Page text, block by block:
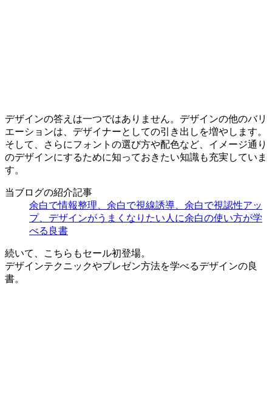
デザインの答えは一つではありません。デザインの他のバリ
エーションは、デザイナーとしての引き出しを増やします。
そして、さらにフォントの選び方や配色など、イメージ通り
のデザインにするために知っておきたい知識も充実していま
す。
当ブログの紹介記事
余白で情報整理、余白で視線誘導、余白で視認性アッ
プ、デザインがうまくなりたい人に余白の使い方が学
べる良書
続いて、こちらもセール初登場。
デザインテクニックやプレゼン方法を学べるデザインの良
書。